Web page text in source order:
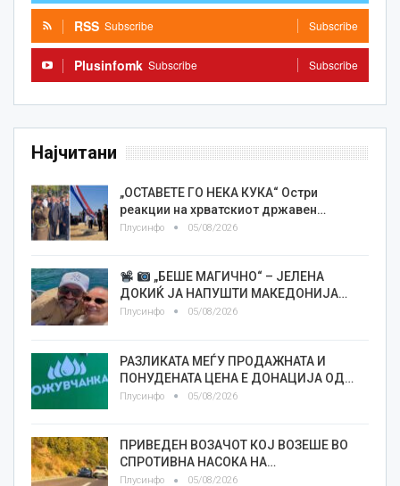
RSS Subscribe Subscribe
Plusinfomk Subscribe Subscribe
Најчитани
„ОСТАВЕТЕ ГО НЕКА КУКА“ Остри
реакции на хрватскиот државен…
Плусинфо 05/08/2026
„БЕШЕ МАГИЧНО“ – ЈЕЛЕНА
ДОКИЌ ЈА НАПУШТИ МАКЕДОНИЈА…
Плусинфо 05/08/2026
РАЗЛИКАТА МЕЃУ ПРОДАЖНАТА И
ПОНУДЕНАТА ЦЕНА Е ДОНАЦИЈА ОД…
Плусинфо 05/08/2026
ПРИВЕДЕН ВОЗАЧОТ КОЈ ВОЗЕШЕ ВО
СПРОТИВНА НАСОКА НА…
Плусинфо 05/08/2026